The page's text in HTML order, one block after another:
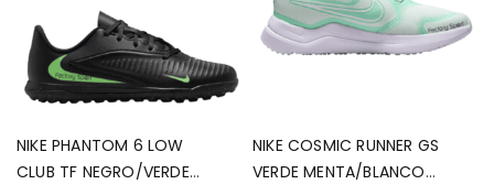
NIKE PHANTOM 6 LOW
CLUB TF NEGRO/VERDE
NIKE COSMIC RUNNER GS
VERDE MENTA/BLANCO